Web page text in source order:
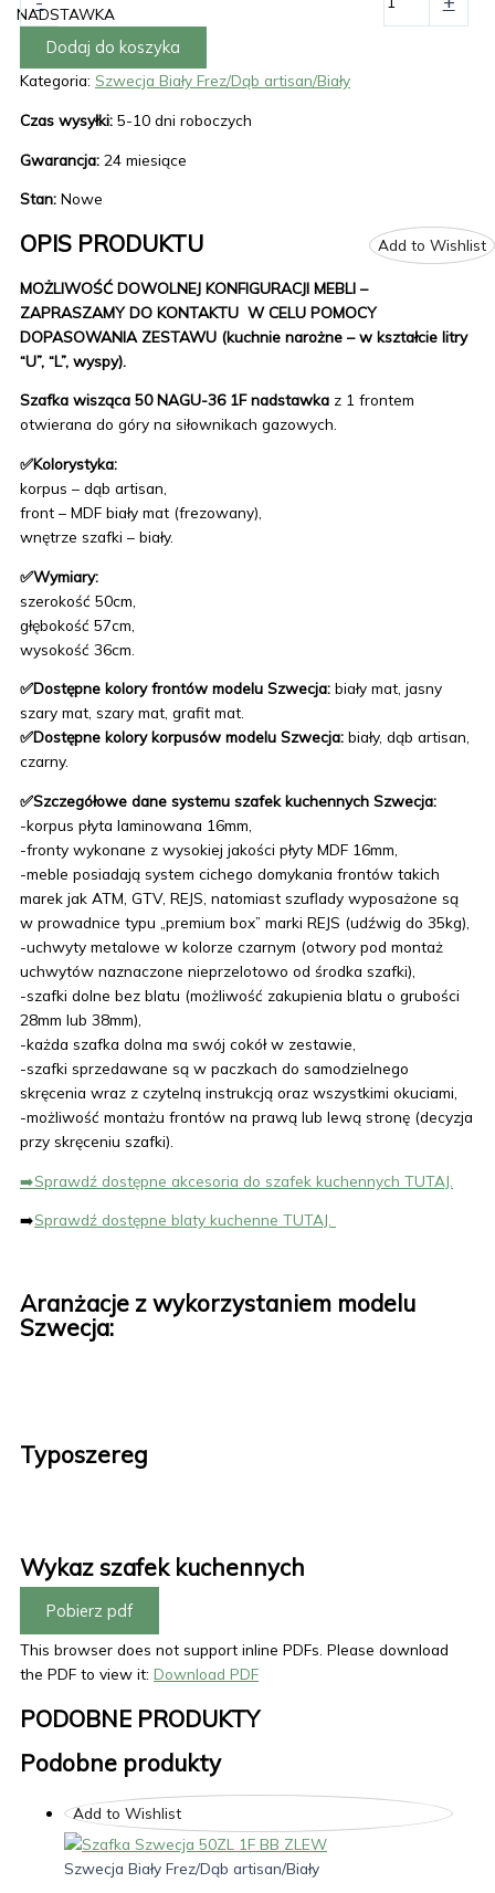
NADSTAWKA
Dodaj do koszyka
Kategoria: Szwecja Biały Frez/Dąb artisan/Biały
Czas wysyłki: 5-10 dni roboczych
Gwarancja: 24 miesiące
Stan: Nowe
Add to Wishlist
OPIS PRODUKTU
MOŻLIWOŚĆ DOWOLNEJ KONFIGURACJI MEBLI –
ZAPRASZAMY DO KONTAKTU W CELU POMOCY
DOPASOWANIA ZESTAWU (kuchnie narożne – w kształcie litry
“U”, “L”, wyspy).
Szafka wisząca 50 NAGU-36 1F nadstawka z 1 frontem
otwierana do góry na siłownikach gazowych.
✅Kolorystyka:
korpus – dąb artisan,
front – MDF biały mat (frezowany),
wnętrze szafki – biały.
✅Wymiary:
szerokość 50cm,
głębokość 57cm,
wysokość 36cm.
✅Dostępne kolory frontów modelu Szwecja: biały mat, jasny
szary mat, szary mat, grafit mat.
✅Dostępne kolory korpusów modelu Szwecja: biały, dąb artisan,
czarny.
✅Szczegółowe dane systemu szafek kuchennych Szwecja:
-korpus płyta laminowana 16mm,
-fronty wykonane z wysokiej jakości płyty MDF 16mm,
-meble posiadają system cichego domykania frontów takich
marek jak ATM, GTV, REJS, natomiast szuflady wyposażone są
w prowadnice typu „premium box” marki REJS (udźwig do 35kg),
-uchwyty metalowe w kolorze czarnym (otwory pod montaż
uchwytów naznaczone nieprzelotowo od środka szafki),
-szafki dolne bez blatu (możliwość zakupienia blatu o grubości
28mm lub 38mm),
-każda szafka dolna ma swój cokół w zestawie,
-szafki sprzedawane są w paczkach do samodzielnego
skręcenia wraz z czytelną instrukcją oraz wszystkimi okuciami,
-możliwość montażu frontów na prawą lub lewą stronę (decyzja
przy skręceniu szafki).
➡️Sprawdź dostępne akcesoria do szafek kuchennych TUTAJ.
➡️Sprawdź dostępne blaty kuchenne TUTAJ.
Aranżacje z wykorzystaniem modelu
Szwecja:
Typoszereg
Wykaz szafek kuchennych
Pobierz pdf
This browser does not support inline PDFs. Please download
the PDF to view it: Download PDF
PODOBNE PRODUKTY
Podobne produkty
Add to Wishlist
Szwecja Biały Frez/Dąb artisan/Biały